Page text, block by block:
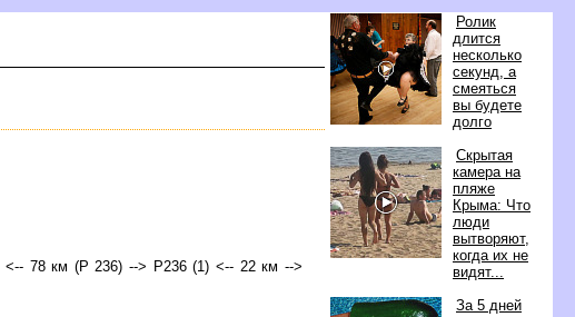
Ролик
длится
несколько
секунд, а
смеяться
ы будете
долго
Скрытая
камера на
пляже
Крыма: Что
люди
ытворяют,
когда их не
идят...
За 5 дней
<-- 78 км (Р 236) --> Р236 (1) <-- 22 км -->